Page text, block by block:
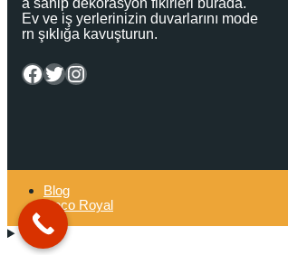
a sahip dekorasyon fikirleri burada.
Ev ve iş yerlerinizin duvarlarını mode
rn şıklığa kavuşturun.
Facebook Twitter Instagram
Blog
Deco Royal